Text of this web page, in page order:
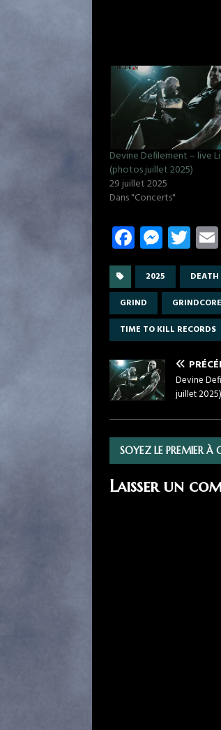
Devine Defilement – live
(photos juillet 2025)
29 juillet 2025
Dans "Concerts"
Fa
ce
b
o
o
k
M
es
se
n
g
er
T
w
it
te
r
2025
GRIND
GRINDCORE
TIME TO KILL RECORDS
Devine
juillet 2025)
SOYEZ LE PREMIER À
Laisser un